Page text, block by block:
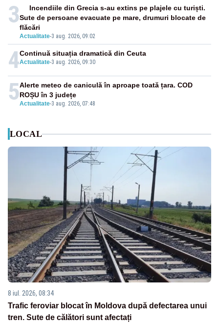
3
Actualitate-3 aug. 2026, 09:02
Incendiile din Grecia s-au extins pe plajele cu turiști.
Sute de persoane evacuate pe mare, drumuri blocate de
flăcări
4Actualitate-3 aug. 2026, 09:30
Continuă situația dramatică din Ceuta
5Actualitate-3 aug. 2026, 07:48
Alerte meteo de caniculă în aproape toată țara. COD
ROȘU în 3 județe
LOCAL
8 iul. 2026, 08:34
Trafic feroviar blocat în Moldova după defectarea unui
tren. Sute de călători sunt afectați